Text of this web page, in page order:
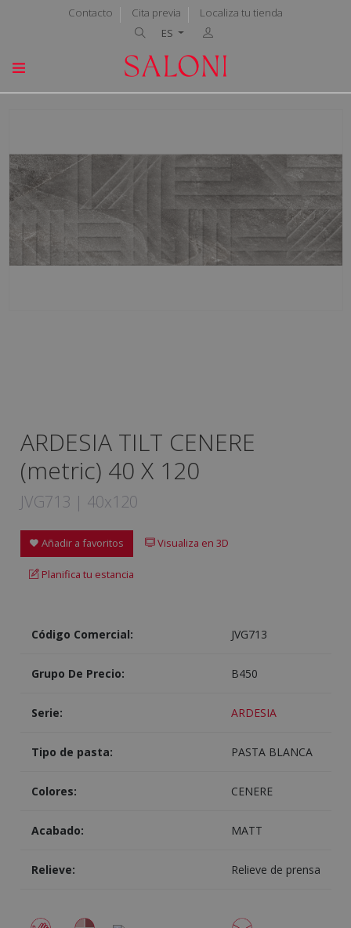
Contacto Cita previa
Localiza tu tienda
ES
ARDESIA TILT CENERE
(metric) 40 X 120
JVG713 | 40x120
Añadir a favoritos Visualiza en 3D
Planifica tu estancia
Código Comercial: JVG713
Grupo De Precio: B450
Serie: ARDESIA
Tipo de pasta: PASTA BLANCA
Colores: CENERE
Acabado: MATT
Relieve: Relieve de prensa